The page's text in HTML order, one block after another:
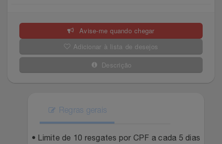
Cozinha
Doações
Eletrodomésticos
Eletroportáteis
Extra
Fortaleza
Gama Italy
Giftty
Individual
Insider
John John
Le Lis
Avise-me quando chegar
Adicionar à lista de desejos
Descrição
Regras gerais
• Limite de 10 resgates por CPF a cada 5 dias